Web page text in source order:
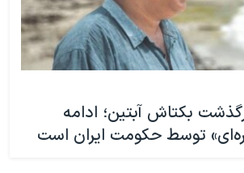
بکتاش آبتین؛ ادامه
توسط حکومت ایران است